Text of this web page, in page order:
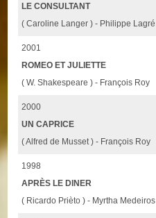
LE CONSULTANT
( Caroline Langer ) - Philippe Lagré
2001
ROMEO ET JULIETTE
( W. Shakespeare ) - François Roy
2000
UN CAPRICE
( Alfred de Musset ) - François Roy
1998
APRÈS LE DINER
( Ricardo Prièto ) - Myrtha Medeiros